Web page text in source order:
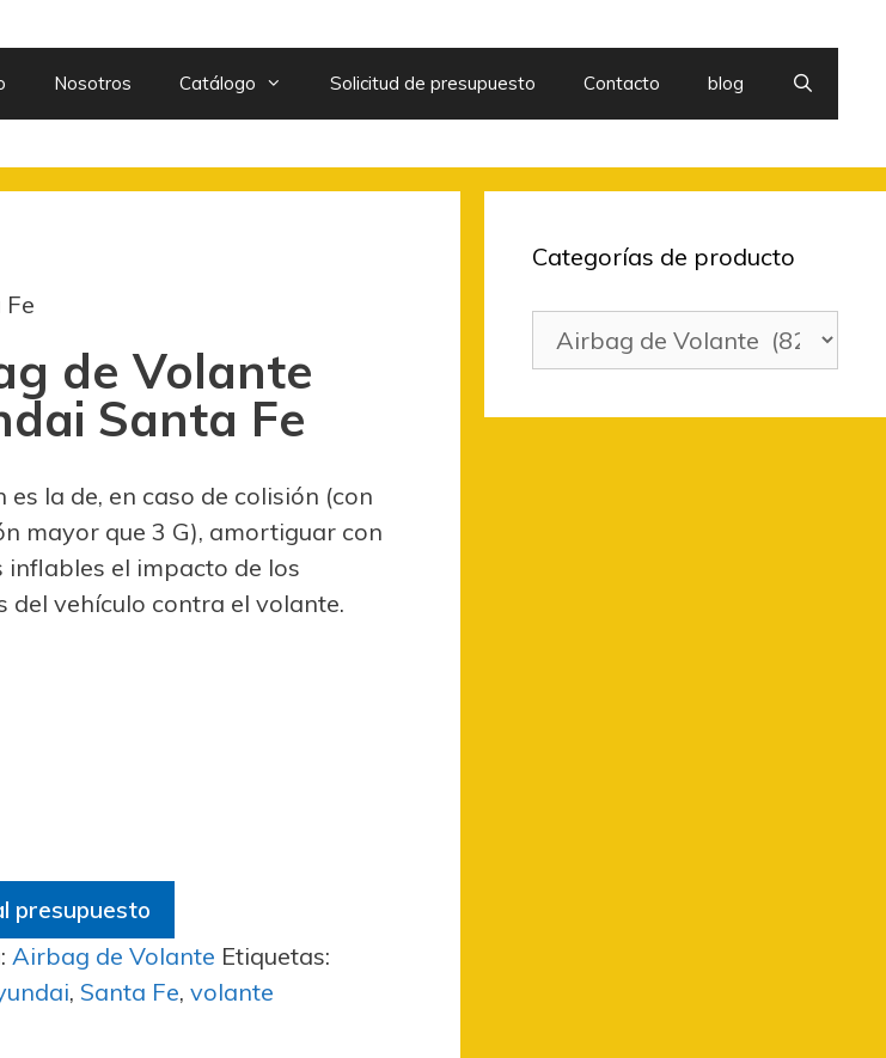
Nosotros Catálogo Solicitud de presupuesto Contacto blog
de Volante
Santa Fe
es la de, en caso de colisión (con
mayor que 3 G), amortiguar con
inflables el impacto de los
del vehículo contra el volante.
presupuesto
Airbag de Volante Etiquetas:
, Santa Fe,volante
Categorías de producto